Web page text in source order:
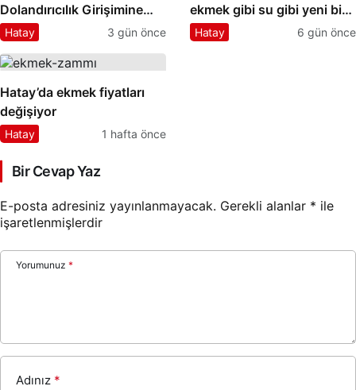
Dolandırıcılık Girişimine
Karşı Uyarı
Hatay 3 gün önce
ekmek gibi su gibi yeni bir
anayasaya ihtiyacımız
Hatay 6 gün önce
Hatay’da ekmek fiyatları
değişiyor
Hatay 1 hafta önce
Bir Cevap Yaz
E-posta adresiniz yayınlanmayacak. Gerekli alanlar * ile
işaretlenmişlerdir
Yorumunuz *
Adınız *